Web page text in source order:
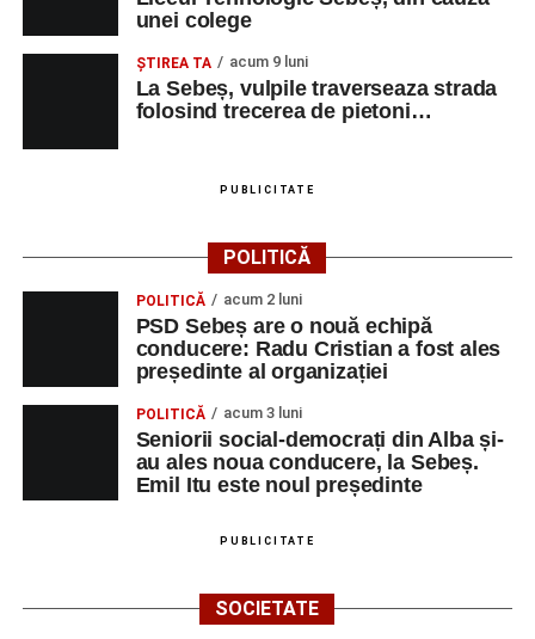
unei colege
ŞTIREA TA acum 9 luni
La Sebeș, vulpile traverseaza strada
folosind trecerea de pietoni…
PUBLICITATE
POLITICĂ
POLITICĂ acum 2 luni
PSD Sebeș are o nouă echipă
conducere: Radu Cristian a fost ales
președinte al organizației
POLITICĂ acum 3 luni
Seniorii social-democrați din Alba și-
au ales noua conducere, la Sebeș.
Emil Itu este noul președinte
PUBLICITATE
SOCIETATE